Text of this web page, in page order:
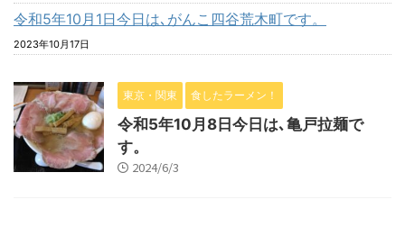
令和5年10月1日今日は､がんこ四谷荒木町です。
2023年10月17日
東京・関東 食したラーメン！
令和5年10月8日今日は､亀戸拉麺で
す。
2024/6/3